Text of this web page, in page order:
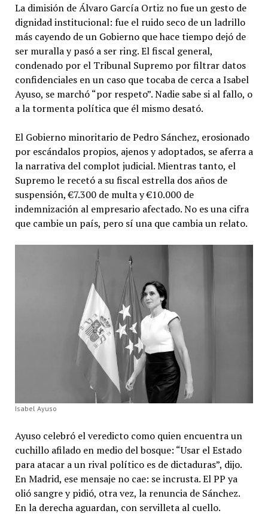
La dimisión de Álvaro García Ortiz no fue un gesto de
dignidad institucional: fue el ruido seco de un ladrillo
más cayendo de un Gobierno que hace tiempo dejó de
ser muralla y pasó a ser ring. El fiscal general,
condenado por el Tribunal Supremo por filtrar datos
confidenciales en un caso que tocaba de cerca a Isabel
Ayuso, se marchó “por respeto”. Nadie sabe si al fallo, o
a la tormenta política que él mismo desató.
El Gobierno minoritario de Pedro Sánchez, erosionado
por escándalos propios, ajenos y adoptados, se aferra a
la narrativa del complot judicial. Mientras tanto, el
Supremo le recetó a su fiscal estrella dos años de
suspensión, €7.300 de multa y €10.000 de
indemnización al empresario afectado. No es una cifra
que cambie un país, pero sí una que cambia un relato.
Isabel Ayuso
Ayuso celebró el veredicto como quien encuentra un
cuchillo afilado en medio del bosque: “Usar el Estado
para atacar a un rival político es de dictaduras”, dijo.
En Madrid, ese mensaje no cae: se incrusta. El PP ya
olió sangre y pidió, otra vez, la renuncia de Sánchez.
En la derecha aguardan, con servilleta al cuello.